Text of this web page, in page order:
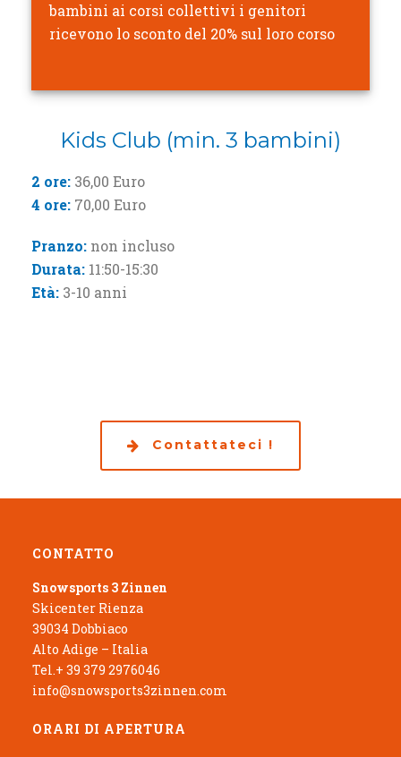
bambini ai corsi collettivi i genitori
ricevono lo sconto del 20% sul loro corso
Kids Club (min. 3 bambini)
2 ore: 36,00 Euro
4 ore: 70,00 Euro
Pranzo: non incluso
Durata: 11:50-15:30
Età: 3-10 anni
Contattateci !
CONTATTO
Snowsports 3 Zinnen
Skicenter Rienza
39034 Dobbiaco
Alto Adige – Italia
Tel.+ 39 379 2976046
info@snowsports3zinnen.com
ORARI DI APERTURA